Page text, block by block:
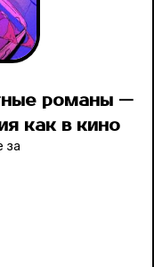
романы —
как в кино
за